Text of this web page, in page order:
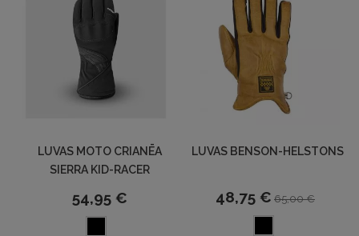
LUVAS MOTO CRIANĒA
SIERRA KID-RACER
54,95 €
LUVAS BENSON-HELSTONS
48,75 € 65,00 €